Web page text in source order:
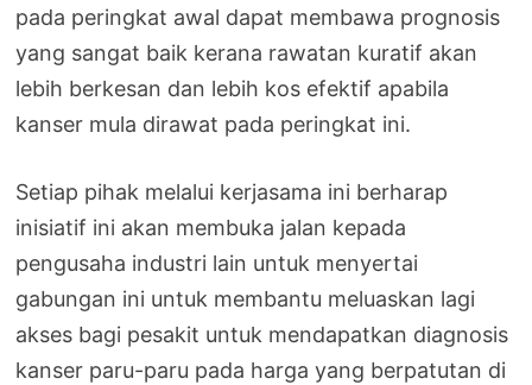
pada peringkat awal dapat membawa prognosis
yang sangat baik kerana rawatan kuratif akan
lebih berkesan dan lebih kos efektif apabila
kanser mula dirawat pada peringkat ini.
Setiap pihak melalui kerjasama ini berharap
inisiatif ini akan membuka jalan kepada
pengusaha industri lain untuk menyertai
gabungan ini untuk membantu meluaskan lagi
akses bagi pesakit untuk mendapatkan diagnosis
kanser paru-paru pada harga yang berpatutan di